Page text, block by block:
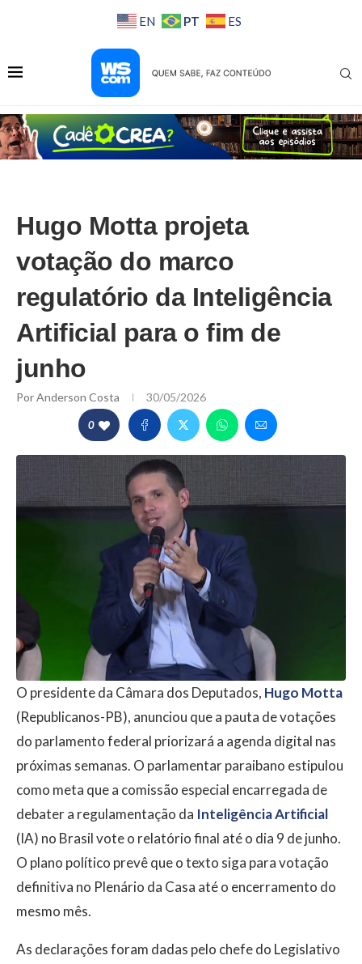
EN PT ES
Hugo Motta projeta
votação do marco
regulatório da Inteligência
Artificial para o fim de
junho
PorAnderson Costa 30/05/2026
0
O presidente da Câmara dos Deputados, Hugo Motta
(Republicanos-PB), anunciou que a pauta de votações
do parlamento federal priorizará a agenda digital nas
próximas semanas. O parlamentar paraibano estipulou
como meta que a comissão especial encarregada de
debater a regulamentação da Inteligência Artificial
(IA) no Brasil vote o relatório final até o dia 9 de junho.
O plano político prevê que o texto siga para votação
definitiva no Plenário da Casa até o encerramento do
mesmo mês.
As declarações foram dadas pelo chefe do Legislativo